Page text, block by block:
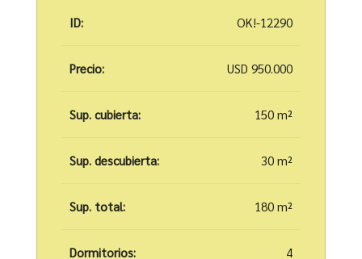
ID: OK!-12290
Precio: USD 950.000
Sup. cubierta: 150 m²
Sup. descubierta: 30 m²
Sup. total: 180 m²
Dormitorios: 4